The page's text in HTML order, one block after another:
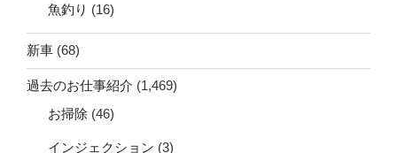
魚釣り (16)
新車 (68)
過去のお仕事紹介 (1,469)
お掃除 (46)
インジェクション (3)